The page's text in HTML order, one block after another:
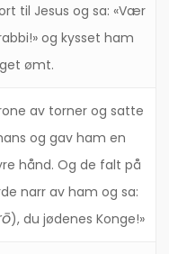
til Jesus og sa: «Vær
og kysset ham
ømt.
av torner og satte
og gav ham en
hånd. Og de falt på
narr av ham og sa:
), du jødenes Konge!»